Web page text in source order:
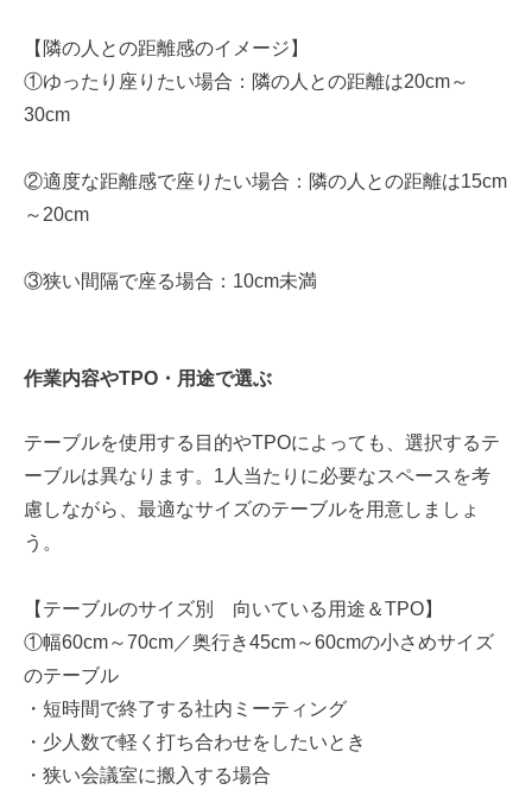
【隣の人との距離感のイメージ】
①ゆったり座りたい場合：隣の人との距離は20cm～
30cm
②適度な距離感で座りたい場合：隣の人との距離は15cm
～20cm
③狭い間隔で座る場合：10cm未満
作業内容やTPO・用途で選ぶ
テーブルを使用する目的やTPOによっても、選択するテ
ーブルは異なります。1人当たりに必要なスペースを考
慮しながら、最適なサイズのテーブルを用意しましょ
う。
【テーブルのサイズ別 向いている用途＆TPO】
①幅60cm～70cm／奥行き45cm～60cmの小さめサイズ
のテーブル
・短時間で終了する社内ミーティング
・少人数で軽く打ち合わせをしたいとき
・狭い会議室に搬入する場合